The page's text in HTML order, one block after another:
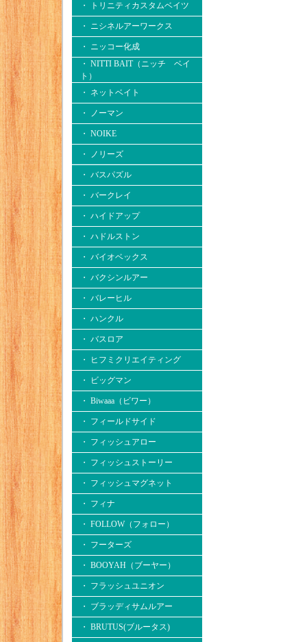
・ トリニティカスタムベイツ
・ ニシネルアーワークス
・ ニッコー化成
・ NITTI BAIT（ニッチ ベイ
ト）
・ ネットベイト
・ ノーマン
・ NOIKE
・ ノリーズ
・ バスパズル
・ バークレイ
・ ハイドアップ
・ ハドルストン
・ バイオベックス
・ バクシンルアー
・ バレーヒル
・ ハンクル
・ バスロア
・ ヒフミクリエイティング
・ ビッグマン
・ Biwaaa（ビワー）
・ フィールドサイド
・ フィッシュアロー
・ フィッシュストーリー
・ フィッシュマグネット
・ フィナ
・ FOLLOW（フォロー）
・ フーターズ
・ BOOYAH（ブーヤー）
・ フラッシュユニオン
・ ブラッディサムルアー
・ BRUTUS(ブルータス)